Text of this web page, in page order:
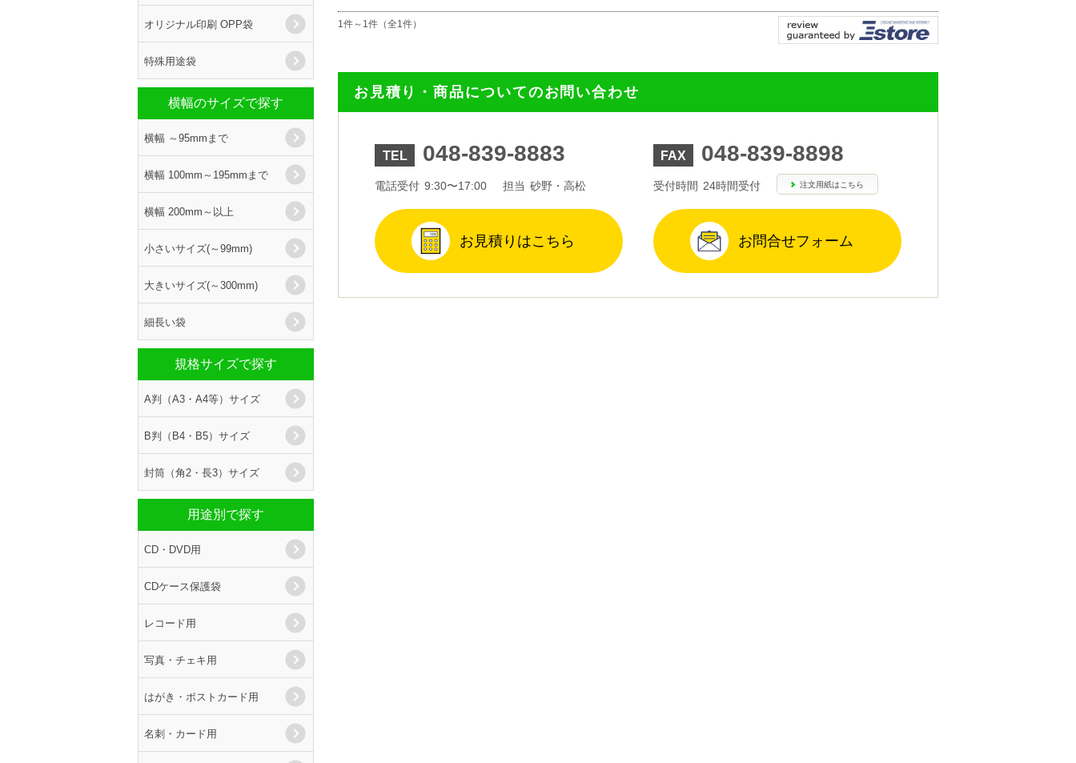
1件～1件（全1件）
お見積り・商品についてのお問い合わせ
TEL 048-839-8883
電話受付 9:30〜17:00 担当 砂野・高松
お見積りはこちら
FAX 048-839-8898
受付時間 24時間受付 注文用紙はこちら
お問合せフォーム
オリジナル印刷 OPP袋
特殊用途袋
横幅のサイズで探す
横幅 ～95mmまで
横幅 100mm～195mmまで
横幅 200mm～以上
小さいサイズ(～99mm)
大きいサイズ(～300mm)
細長い袋
規格サイズで探す
A判（A3・A4等）サイズ
B判（B4・B5）サイズ
封筒（角2・長3）サイズ
用途別で探す
CD・DVD用
CDケース保護袋
レコード用
写真・チェキ用
はがき・ポストカード用
名刺・カード用